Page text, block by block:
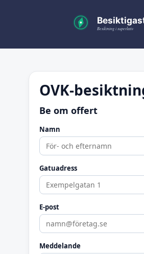
OVK-
Be om offert
Namn
Gatuadress
E-post
Meddelande